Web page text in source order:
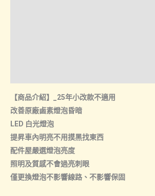
【商品介紹】_25年小改款不適用
改善原廠鹵素燈泡昏暗
LED 白光燈泡
提昇車內明亮不用摸黑找東西
配件屋嚴選燈泡亮度
照明及質感不會過亮刺眼
僅更換燈泡不影響線路、不影響保固